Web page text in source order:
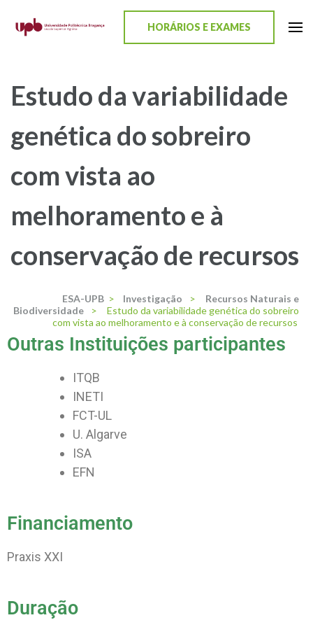
HORÁRIOS E EXAMES
Estudo da variabilidade
genética do sobreiro
com vista ao
melhoramento e à
conservação de recursos
ESA-UPB > Investigação >
Recursos Naturais e
Biodiversidade
>
Estudo da variabilidade genética do sobreiro
com vista ao melhoramento e à conservação de recursos
Outras Instituições participantes
ITQB
INETI
FCT-UL
U. Algarve
ISA
EFN
Financiamento
Praxis XXI
Duração